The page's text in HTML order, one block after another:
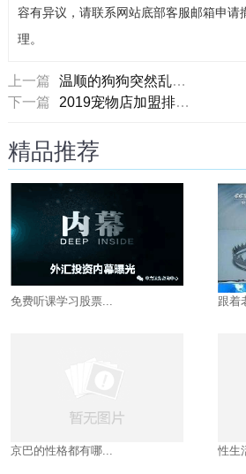
容有异议，请联系网站底部客服邮箱申请
理。
上一篇
温顺的狗狗突然乱咬人的8大原因
下一篇
2019宠物店加盟排行榜，中国十大宠物加盟连锁店，宠物店加盟哪家好
精品推荐
免费听课学习股票... 跟着
京巴的性格都有哪... 性生